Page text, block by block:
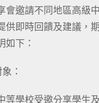
會邀請不同地區高級
供即時回饋及建議，
如下：
：
等學校受邀分享學生